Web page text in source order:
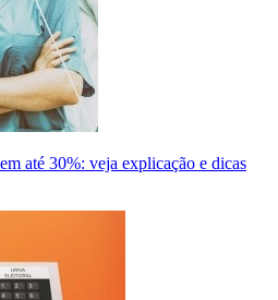
até 30%: veja explicação e dicas